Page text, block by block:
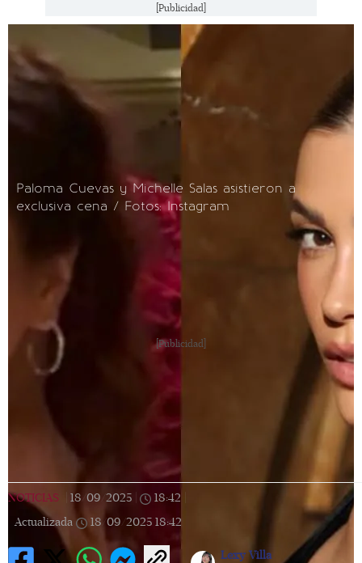
[Publicidad]
Paloma Cuevas y Michelle Salas asistieron a
exclusiva cena / Fotos: Instagram
[Publicidad]
NOTICIAS 18/09/2025 18:42
Actualizada
18/09/2025 18:42
Lexy Villa